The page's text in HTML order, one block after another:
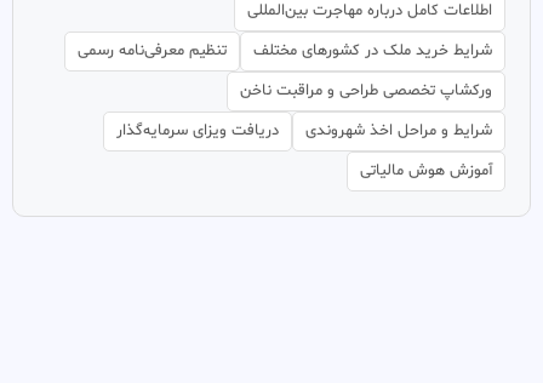
اطلاعات کامل درباره مهاجرت بین‌المللی
شرایط خرید ملک در کشورهای مختلف
تنظیم معرفی‌نامه رسمی
ورکشاپ تخصصی طراحی و مراقبت ناخن
شرایط و مراحل اخذ شهروندی
دریافت ویزای سرمایه‌گذار
آموزش هوش مالیاتی